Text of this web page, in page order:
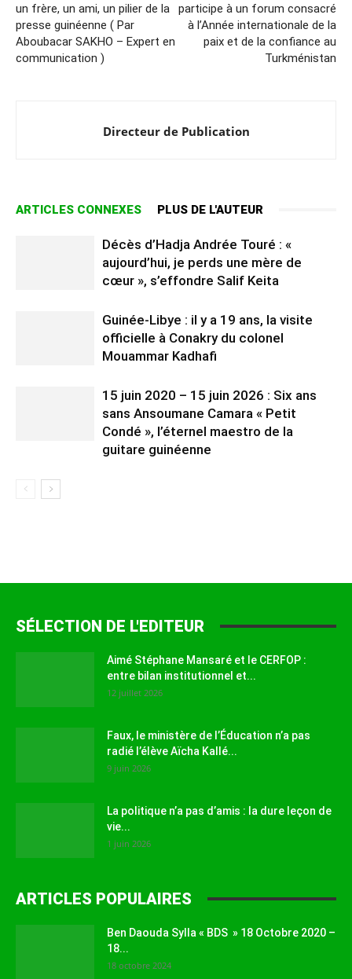
un frère, un ami, un pilier de la
presse guinéenne ( Par
Aboubacar SAKHO – Expert en
communication )
participe à un forum consacré
à l’Année internationale de la
paix et de la confiance au
Turkménistan
Directeur de Publication
ARTICLES CONNEXES PLUS DE L'AUTEUR
Décès d’Hadja Andrée Touré : «
aujourd’hui, je perds une mère de
cœur », s’effondre Salif Keita
Guinée-Libye : il y a 19 ans, la visite
officielle à Conakry du colonel
Mouammar Kadhafi
15 juin 2020 – 15 juin 2026 : Six ans
sans Ansoumane Camara « Petit
Condé », l’éternel maestro de la
guitare guinéenne
SÉLECTION DE L'EDITEUR
Aimé Stéphane Mansaré et le CERFOP :
entre bilan institutionnel et...
12 juillet 2026
Faux, le ministère de l’Éducation n’a pas
radié l’élève Aïcha Kallé...
9 juin 2026
La politique n’a pas d’amis : la dure leçon de
vie...
1 juin 2026
ARTICLES POPULAIRES
Ben Daouda Sylla « BDS » 18 Octobre 2020 –
18...
18 octobre 2024